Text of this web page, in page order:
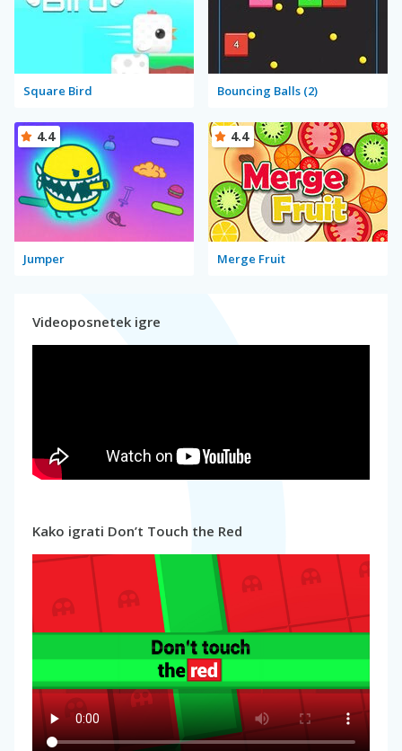
Square Bird Bouncing Balls (2)
Jumper
4.4
Merge Fruit
4.4
Videoposnetek igre
Kako igrati Don’t Touch the Red